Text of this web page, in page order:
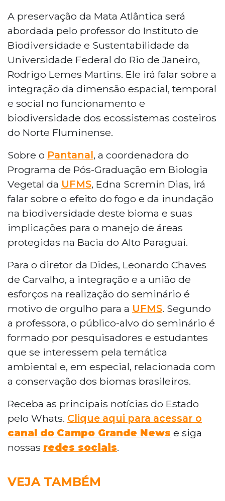
A preservação da Mata Atlântica será
abordada pelo professor do Instituto de
Biodiversidade e Sustentabilidade da
Universidade Federal do Rio de Janeiro,
Rodrigo Lemes Martins. Ele irá falar sobre a
integração da dimensão espacial, temporal
e social no funcionamento e
biodiversidade dos ecossistemas costeiros
do Norte Fluminense.
Sobre o Pantanal, a coordenadora do
Programa de Pós-Graduação em Biologia
Vegetal da UFMS, Edna Scremin Dias, irá
falar sobre o efeito do fogo e da inundação
na biodiversidade deste bioma e suas
implicações para o manejo de áreas
protegidas na Bacia do Alto Paraguai.
Para o diretor da Dides, Leonardo Chaves
de Carvalho, a integração e a união de
esforços na realização do seminário é
motivo de orgulho para a UFMS. Segundo
a professora, o público-alvo do seminário é
formado por pesquisadores e estudantes
que se interessem pela temática
ambiental e, em especial, relacionada com
a conservação dos biomas brasileiros.
Receba as principais notícias do Estado
pelo Whats. Clique aqui para acessar o
canal do Campo Grande News e siga
nossas redes sociais.
VEJA TAMBÉM